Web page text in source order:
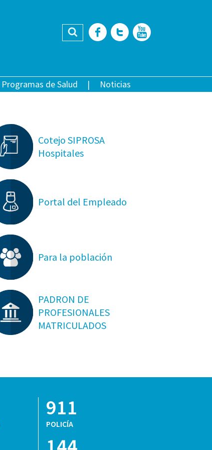
Buscar Facebook
Twitter
Programas de Salud Noticias
Cotejo SIPROSA
Hospitales
Portal del Empleado
Para la población
PADRON DE
PROFESIONALES
MATRICULADOS
911
POLICÍA